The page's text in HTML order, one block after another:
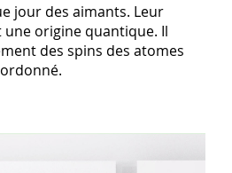
jour des aimants. Leur
une origine quantique. Il
des spins des atomes